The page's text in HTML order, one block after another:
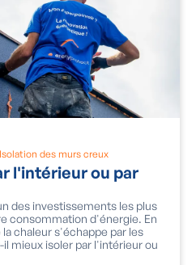
Isolation des murs creux
l'intérieur ou par
des investissements les plus
consommation d'énergie. En
chaleur s'échappe par les
mieux isoler par l'intérieur ou